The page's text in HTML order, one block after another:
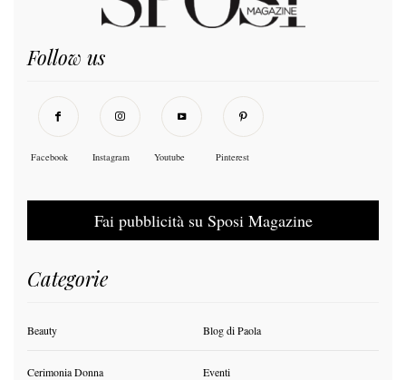
Follow us
Facebook Instagram Youtube Pinterest
Fai pubblicità su Sposi Magazine
Categorie
Beauty Blog di Paola
Cerimonia Donna Eventi